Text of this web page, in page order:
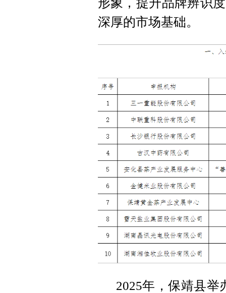
深厚的市场基础。
2025年，保靖县